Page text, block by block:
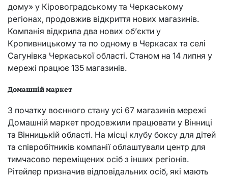
дому» у Кіровоградському та Черкаському
регіонах, продовжив відкриття нових магазинів.
Компанія відкрила два нових об’єкти у
Кропивницькому та по одному в Черкасах та селі
Сагунівка Черкаської області. Станом на 14 липня у
мережі працює 135 магазинів.
Домашній маркет
З початку воєнного стану усі 67 магазинів мережі
Домашній маркет продовжили працювати у Вінниці
та Вінницькій області. На місці клубу боксу для дітей
та співробітників компанії облаштували центр для
тимчасово переміщених осіб з інших регіонів.
Рітейлер призначив відповідальних осіб, які мають